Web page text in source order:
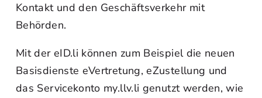
Kontakt und den Geschäftsverkehr mit
Behörden.
Mit der eID.li können zum Beispiel die neuen
Basisdienste eVertretung, eZustellung und
das Servicekonto my.llv.li genutzt werden, wie